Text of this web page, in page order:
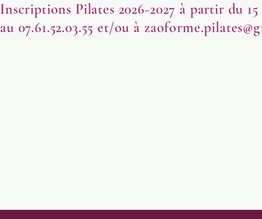
Inscriptions Pilates 2026-2027 à partir du
au 07.61.52.03.55 et/ou à